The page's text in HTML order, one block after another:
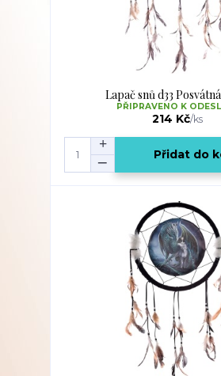
Lapač snů d33
214 Kč/ks
PŘIPRAVENO K
Přidat do